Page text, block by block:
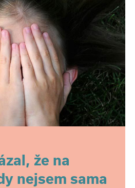
že na
nejsem sama